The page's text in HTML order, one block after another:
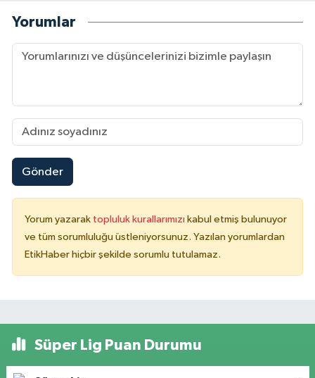
Yorumlar
Gönder
Yorum yazarak topluluk kurallarımızı kabul etmiş bulunuyor
ve tüm sorumluluğu üstleniyorsunuz. Yazılan yorumlardan
EtikHaber hiçbir şekilde sorumlu tutulamaz.
Süper Lig Puan Durumu